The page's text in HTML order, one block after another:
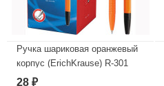
Ручка шариковая оранжевый
корпус (ErichKrause) R-301
Охра (Orange) черный, 0,7мм
28 ₽